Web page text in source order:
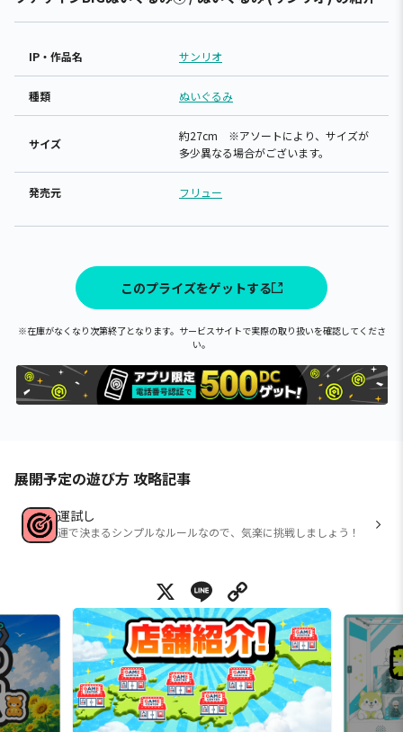
IP・作品名 サンリオ
種類 ぬいぐるみ
サイズ
約27cm ※アソートにより、サイズが
多少異なる場合がございます。
発売元 フリュー
このプライズをゲットする
※在庫がなくなり次第終了となります。サービスサイトで実際の取り扱いを確認してくださ
い。
展開予定の遊び方 攻略記事
運試し
運で決まるシンプルなルールなので、気楽に挑戦しましょう！
X Line